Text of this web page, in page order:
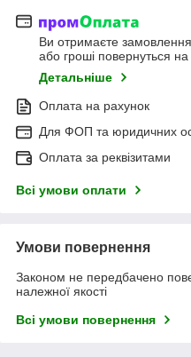
Ви отримаєте замовлення
або гроші повернуться
Детальніше
Оплата на рахунок
Для ФОП та юридичних
Оплата за реквізитами
Всі умови оплати
Умови повернення
Законом не передбачено
належної якості
Всі умови повернення